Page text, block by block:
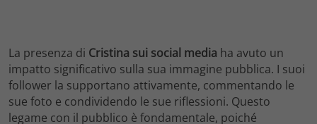
La presenza di Cristina sui social media ha avuto un
impatto significativo sulla sua immagine pubblica. I suoi
follower la supportano attivamente, commentando le
sue foto e condividendo le sue riflessioni. Questo
legame con il pubblico è fondamentale, poiché